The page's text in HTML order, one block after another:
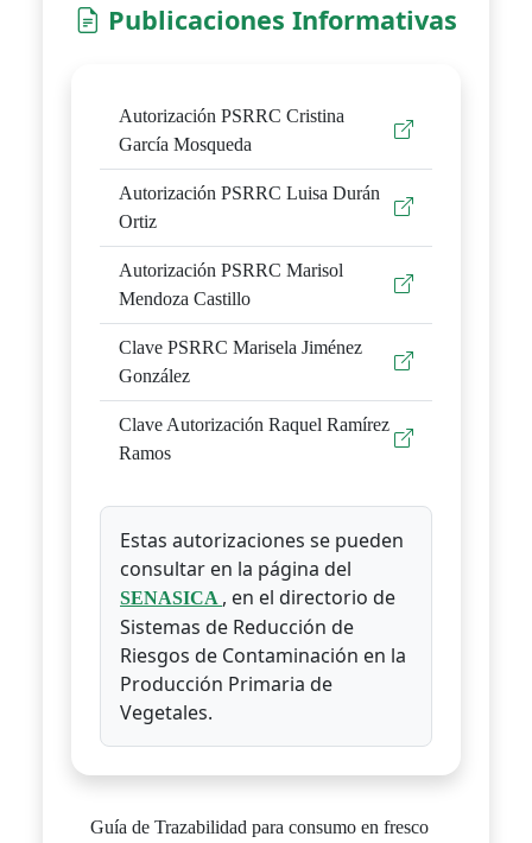
Publicaciones Informativas
Autorización PSRRC Cristina
García Mosqueda
Autorización PSRRC Luisa Durán
Ortiz
Autorización PSRRC Marisol
Mendoza Castillo
Clave PSRRC Marisela Jiménez
González
Clave Autorización Raquel Ramírez
Ramos
Estas autorizaciones se pueden
consultar en la página del
SENASICA , en el directorio de
Sistemas de Reducción de
Riesgos de Contaminación en la
Producción Primaria de
Vegetales.
Guía de Trazabilidad para consumo en fresco